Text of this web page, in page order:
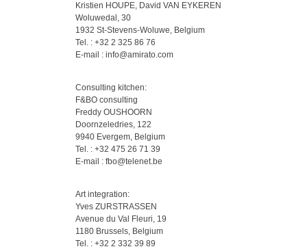
Kristien HOUPE, David VAN EYKEREN
Woluwedal, 30
1932 St-Stevens-Woluwe, Belgium
Tel. : +32 2 325 86 76
E-mail : info@amirato.com
Consulting kitchen:
F&BO consulting
Freddy OUSHOORN
Doornzeledries, 122
9940 Evergem, Belgium
Tel. : +32 475 26 71 39
E-mail : fbo@telenet.be
Art integration:
Yves ZURSTRASSEN
Avenue du Val Fleuri, 19
1180 Brussels, Belgium
Tel. : +32 2 332 39 89